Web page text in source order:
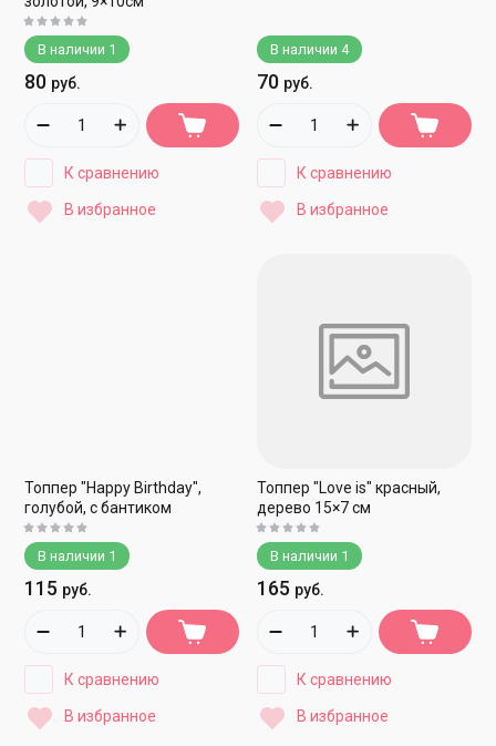
В наличии 1
80 руб.
К сравнению
В избранное
В наличии 4
70 руб.
К сравнению
В избранное
Топпер "Happy Birthday",
голубой, с бантиком
В наличии 1
115 руб.
К сравнению
В избранное
Топпер "Love is" красный,
дерево 15×7 см
В наличии 1
165 руб.
К сравнению
В избранное